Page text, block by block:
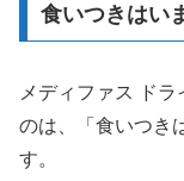
食いつきはい
メディファス ド
のは、「食いつき
す。